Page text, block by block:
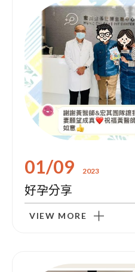
01/09 2023
好孕分享
VIEW MORE